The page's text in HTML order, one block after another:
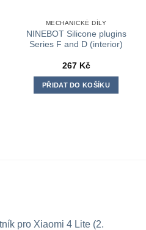
MECHANICKÉ DÍLY
NINEBOT Silicone plugins
Series F and D (interior)
267 Kč
PŘIDAT DO KOŠÍKU
pro Xiaomi 4 Lite (2.